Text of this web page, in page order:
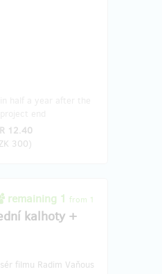
12.40
300)
remaining 1 from 1
kalhoty +
filmu Radim Vaňous